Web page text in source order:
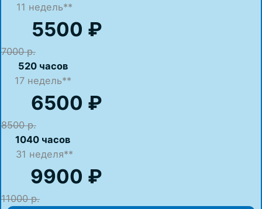
11 недель**
5500 ₽
7000 р.
520 часов
17недель**
6500 ₽
8500 р.
1040 часов
31 неделя**
9900 ₽
11000 р.